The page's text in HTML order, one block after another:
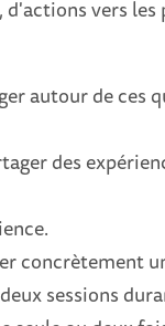
vers
autour de ces
des
concrètement
sessions